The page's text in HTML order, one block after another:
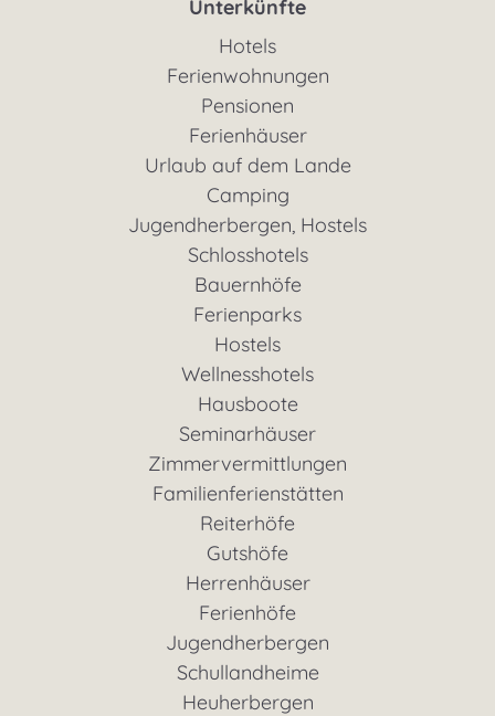
Unterkünfte
Hotels
Ferienwohnungen
Pensionen
Ferienhäuser
Urlaub auf dem Lande
Camping
Jugendherbergen, Hostels
Schlosshotels
Bauernhöfe
Ferienparks
Hostels
Wellnesshotels
Hausboote
Seminarhäuser
Zimmervermittlungen
Familienferienstätten
Reiterhöfe
Gutshöfe
Herrenhäuser
Ferienhöfe
Jugendherbergen
Schullandheime
Heuherbergen